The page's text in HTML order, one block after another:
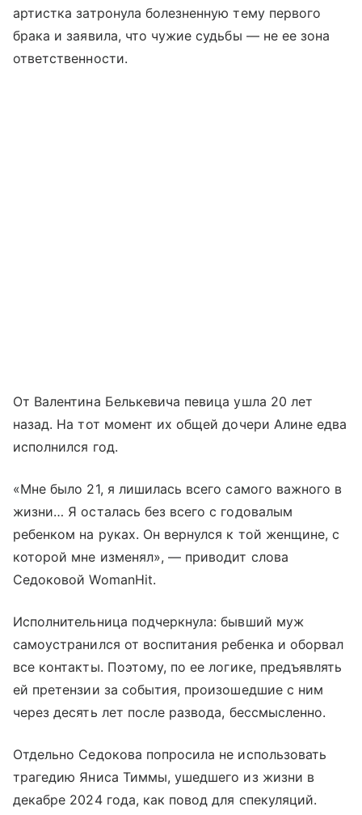
артистка затронула болезненную тему первого
брака и заявила, что чужие судьбы — не ее зона
ответственности.
От Валентина Белькевича певица ушла 20 лет
назад. На тот момент их общей дочери Алине едва
исполнился год.
«Мне было 21, я лишилась всего самого важного в
жизни… Я осталась без всего с годовалым
ребенком на руках. Он вернулся к той женщине, с
которой мне изменял», — приводит слова
Седоковой WomanHit.
Исполнительница подчеркнула: бывший муж
самоустранился от воспитания ребенка и оборвал
все контакты. Поэтому, по ее логике, предъявлять
ей претензии за события, произошедшие с ним
через десять лет после развода, бессмысленно.
Отдельно Седокова попросила не использовать
трагедию Яниса Тиммы, ушедшего из жизни в
декабре 2024 года, как повод для спекуляций.